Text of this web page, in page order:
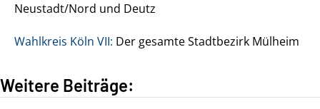
Neustadt/Nord und Deutz
Wahlkreis Köln VII: Der gesamte Stadtbezirk Mülheim
Weitere Beiträge: